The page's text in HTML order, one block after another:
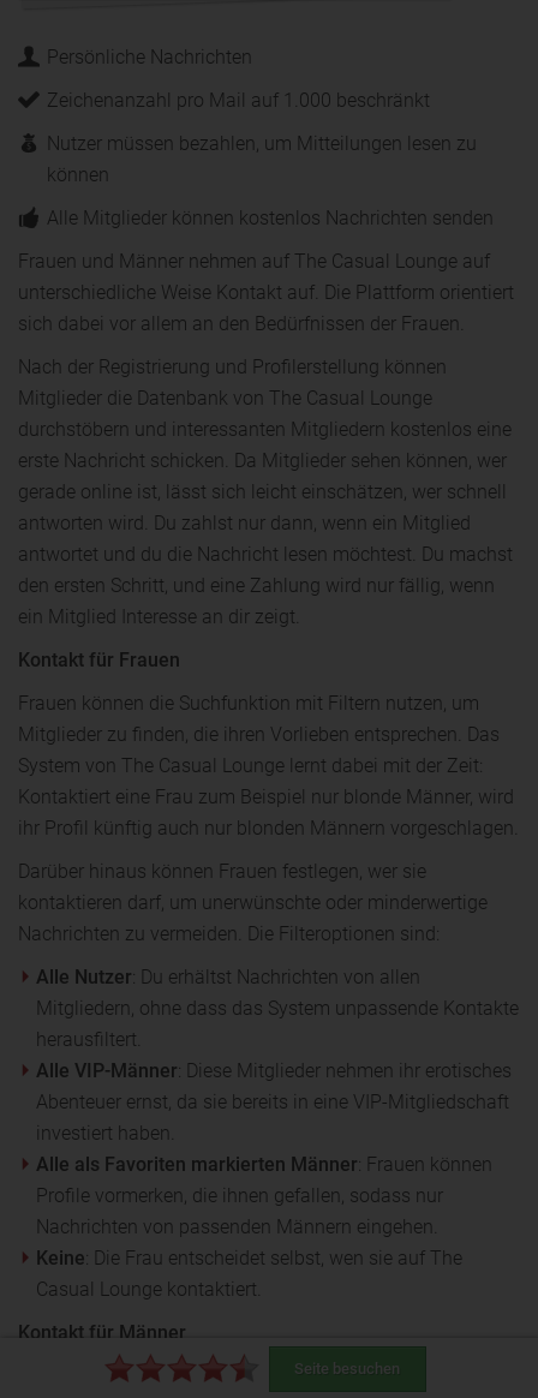
Persönliche Nachrichten
Zeichenanzahl pro Mail auf 1.000 beschränkt
Nutzer müssen bezahlen, um Mitteilungen lesen zu
können
Alle Mitglieder können kostenlos Nachrichten senden
Frauen und Männer nehmen auf The Casual Lounge auf
unterschiedliche Weise Kontakt auf. Die Plattform orientiert
sich dabei vor allem an den Bedürfnissen der Frauen.
Nach der Registrierung und Profilerstellung können
Mitglieder die Datenbank von The Casual Lounge
durchstöbern und interessanten Mitgliedern kostenlos eine
erste Nachricht schicken. Da Mitglieder sehen können, wer
gerade online ist, lässt sich leicht einschätzen, wer schnell
antworten wird. Du zahlst nur dann, wenn ein Mitglied
antwortet und du die Nachricht lesen möchtest. Du machst
den ersten Schritt, und eine Zahlung wird nur fällig, wenn
ein Mitglied Interesse an dir zeigt.
Kontakt für Frauen
Frauen können die Suchfunktion mit Filtern nutzen, um
Mitglieder zu finden, die ihren Vorlieben entsprechen. Das
System von The Casual Lounge lernt dabei mit der Zeit:
Kontaktiert eine Frau zum Beispiel nur blonde Männer, wird
ihr Profil künftig auch nur blonden Männern vorgeschlagen.
Darüber hinaus können Frauen festlegen, wer sie
kontaktieren darf, um unerwünschte oder minderwertige
Nachrichten zu vermeiden. Die Filteroptionen sind:
Alle Nutzer: Du erhältst Nachrichten von allen
Mitgliedern, ohne dass das System unpassende Kontakte
herausfiltert.
Alle VIP-Männer: Diese Mitglieder nehmen ihr erotisches
Abenteuer ernst, da sie bereits in eine VIP-Mitgliedschaft
investiert haben.
Alle als Favoriten markierten Männer: Frauen können
Profile vormerken, die ihnen gefallen, sodass nur
Nachrichten von passenden Männern eingehen.
Keine: Die Frau entscheidet selbst, wen sie auf The
Casual Lounge kontaktiert.
Kontakt für Männer
The Casual Lounge schlägt Männern täglich Kontakte vor,
Seite besuchen